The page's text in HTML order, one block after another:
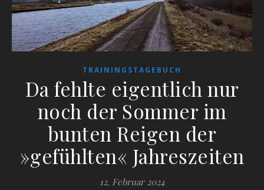
TRAININGSTAGEBUCH
Da fehlte eigentlich nur
noch der Sommer im
bunten Reigen der
»gefühlten« Jahreszeiten
12. Februar 2024